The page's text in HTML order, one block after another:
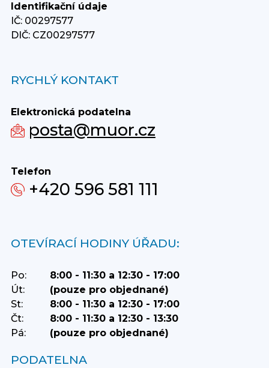
Identifikační údaje
IČ: 00297577
DIČ: CZ00297577
RYCHLÝ KONTAKT
Elektronická podatelna
posta@muor.cz
Telefon
+420 596 581 111
OTEVÍRACÍ HODINY ÚŘADU:
Po:
8:00 - 11:30 a 12:30 - 17:00
Út:
(pouze pro objednané)
St:
8:00 - 11:30 a 12:30 - 17:00
Čt:
8:00 - 11:30 a 12:30 - 13:30
Pá:
(pouze pro objednané)
PODATELNA